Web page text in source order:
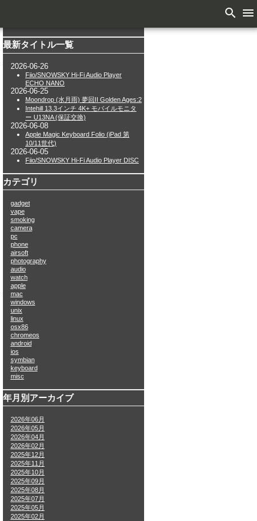
search menu
最新タイトル一覧
2026-06-26
Fiio/SNOWSKY Hi-Fi Audio Player
ECHO NANO
2026-06-25
Moondrop (水月雨) 夢回II Golden Ages:2
Intehill 13.3インチ 4K+ モバイルモニタ
ー U13NA (保証交換)
2026-06-08
Apple Magic Keyboard Folio (iPad 第
10/11世代)
2026-06-05
Fiio/SNOWSKY Hi-Fi Audio Player DISC
カテゴリ
gadget
vape
smoking
camera
pc
phone
airsoft
photography
audio
watch
apple
mac
windows
unix
linux
osx86
chromeos
android
ios
symbian
keyboard
misc
年月別アーカイブ
2026年06月
2026年05月
2026年04月
2026年02月
2025年12月
2025年11月
2025年10月
2025年09月
2025年08月
2025年07月
2025年05月
2025年02月